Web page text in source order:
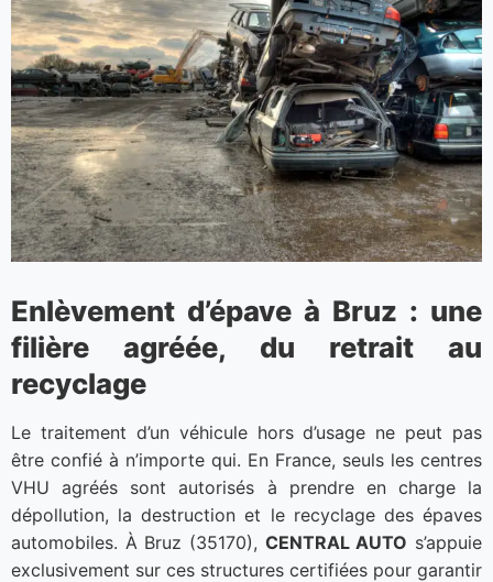
Enlèvement d’épave à Bruz : une
filière agréée, du retrait au
recyclage
Le traitement d’un véhicule hors d’usage ne peut pas
être confié à n’importe qui. En France, seuls les centres
VHU agréés sont autorisés à prendre en charge la
dépollution, la destruction et le recyclage des épaves
automobiles. À Bruz (35170), CENTRAL AUTO s’appuie
exclusivement sur ces structures certifiées pour garantir